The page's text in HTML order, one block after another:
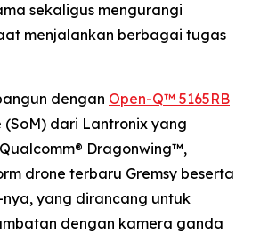
sekaligus mengurangi
menjalankan berbagai tugas
dengan Open-Q™ 5165RB
(SoM) dari Lantronix yang
Dragonwing™,
drone terbaru Gremsy beserta
yang dirancang untuk
dengan kamera ganda